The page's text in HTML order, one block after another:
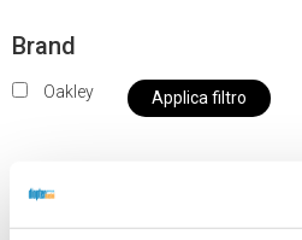
Brand
Oakley Applica filtro